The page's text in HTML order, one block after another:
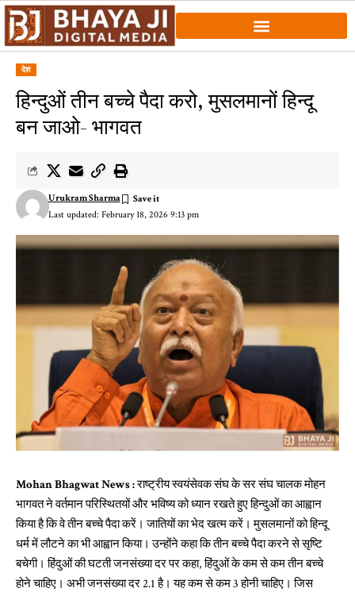
देश
हिन्दुओं तीन बच्चे पैदा करो, मुसलमानों हिन्दू
बन जाओ- भागवत
Last updated: February 18, 2026 9:13 pm
Urukram Sharma
Mohan Bhagwat News :राष्ट्रीय स्वयंसेवक संघ के सर संघ चालक मोहन
भागवत ने वर्तमान परिस्थितयों और भविष्य को ध्यान रखते हुए हिन्दुओं का आह्वान
किया है कि वे तीन बच्चे पैदा करें। जातियों का भेद खत्म करें। मुसलमानों को हिन्दू
धर्म में लौटने का भी आह्वान किया। उन्होंने कहा कि तीन बच्चे पैदा करने से सृष्टि
बचेगी। हिंदुओं की घटती जनसंख्या दर पर कहा, हिंदुओं के कम से कम तीन बच्चे
होने चाहिए। अभी जनसंख्या दर 2.1 है। यह कम से कम 3 होनी चाहिए। जिस